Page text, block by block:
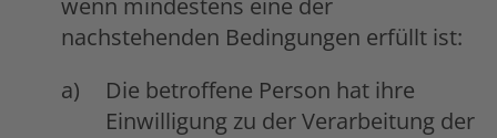
wenn mindestens eine der
nachstehenden Bedingungen erfüllt ist:
Die betroffene Person hat ihre
Einwilligung zu der Verarbeitung der